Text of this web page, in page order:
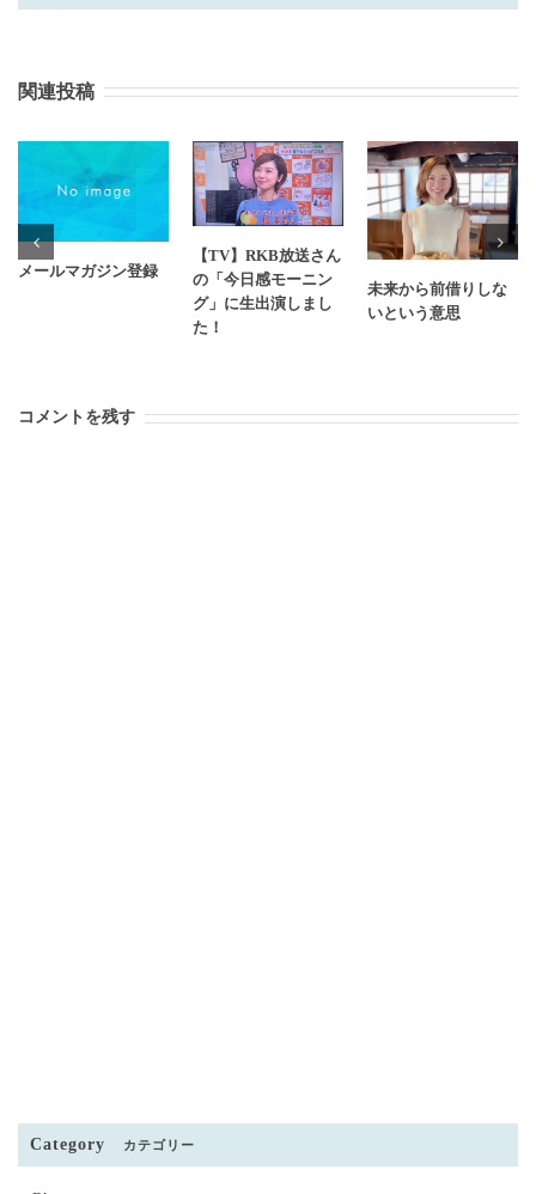
関連投稿
メールマガジン登録
【TV】RKB放送さん
の「今日感モーニン
グ」に生出演しまし
た！
未来から前借りしな
いという意思
コメントを残す
Category カテゴリー